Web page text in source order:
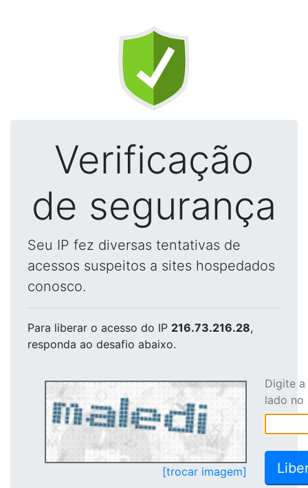
Verificação
de segurança
Seu IP fez diversas tentativas de
acessos suspeitos a sites hospedados
conosco.
Para liberar o acesso do IP 216.73.216.28,
responda ao desafio abaixo.
[trocar imagem]
Digite
lado no